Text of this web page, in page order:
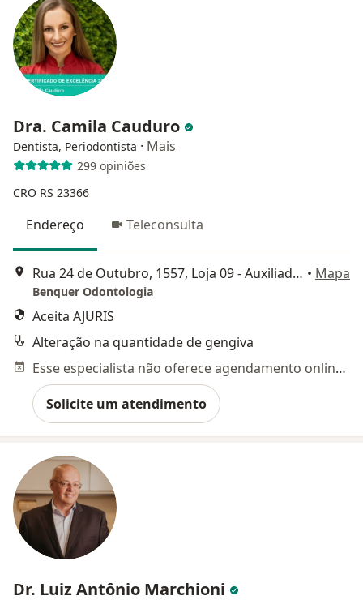
Dra. Camila Cauduro
Dentista, Periodontista · Mais
299 opiniões
CRO RS 23366
Endereço Teleconsulta
Rua 24 de Outubro, 1557, Loja 09 - Auxiliadora, Porto Alegre • Mapa
Benquer Odontologia
Aceita AJURIS
Alteração na quantidade de gengiva
Esse especialista não oferece agendamento online para esse endereço.
Solicite um atendimento
Dr. Luiz Antônio Marchioni